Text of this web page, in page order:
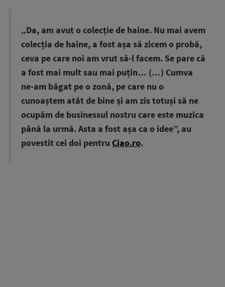
„Da, am avut o colecție de haine. Nu mai avem
colecția de haine, a fost așa să zicem o probă,
ceva pe care noi am vrut să-l facem. Se pare că
a fost mai mult sau mai puțin… (…) Cumva
ne-am băgat pe o zonă, pe care nu o
cunoaștem atât de bine și am zis totuși să ne
ocupăm de businessul nostru care este muzica
până la urmă. Asta a fost așa ca o idee”, au
povestit cei doi pentru Ciao.ro.